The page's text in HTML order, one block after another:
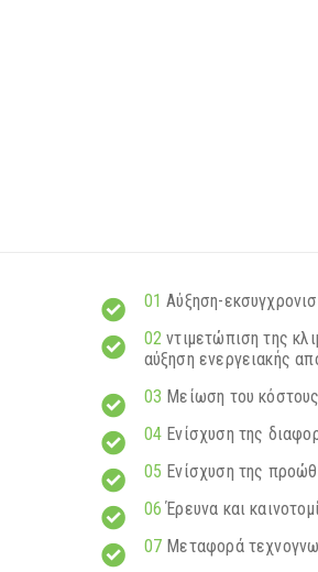
01 Αύξηση-
02 ντιμετώπιση της
αύξηση ενεργειακής
03 Μείωση του
04 Ενίσχυση της
05 Ενίσχυση της
06 Έρευνα και
07 Μεταφορά